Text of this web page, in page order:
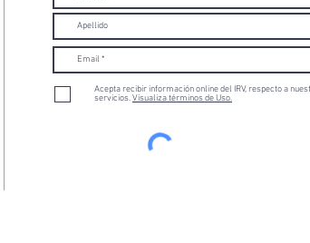
Acepta recibir información online del IRV, respecto a
servicios.Visualiza términos de Uso.